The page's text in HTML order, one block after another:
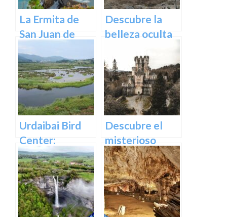
La Ermita de
San Juan de
Historia, Ruta y
Experiencia
Inolvidable en
Euskadi
Descubre la
belleza oculta
en las Cuevas
de Oñati
Urdaibai Bird
Center:
Descubre la
vida de las aves
en plena
naturaleza
vasca en
Descubre el
misterioso
encanto del
Castillo de
Butrón